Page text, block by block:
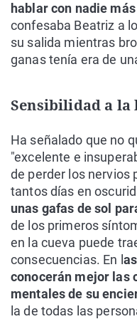
hablar con nadie
confesaba Beatriz a
su salida mientras
ganas tenía era de
Sensibilidad a la
Ha señalado que no
"excelente e
de perder los nervios
tantos días en
unas gafas de sol
de los primeros
en la cueva puede
consecuencias. En l
conocerán mejor las
mentales de su
la de todas las